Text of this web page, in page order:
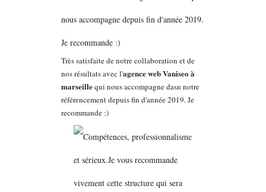
Très satisfaite de notre collaboration et de
nos résultats avec l'agence web Vaniseo à
marseillequi nous accompagne dasn notre
référencement depuis fin d'année 2019. Je
recommande :)